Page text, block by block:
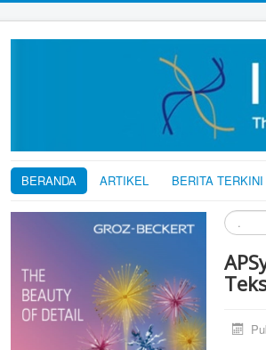
BERANDA ARTIKEL BERITA TERKINI
Cari